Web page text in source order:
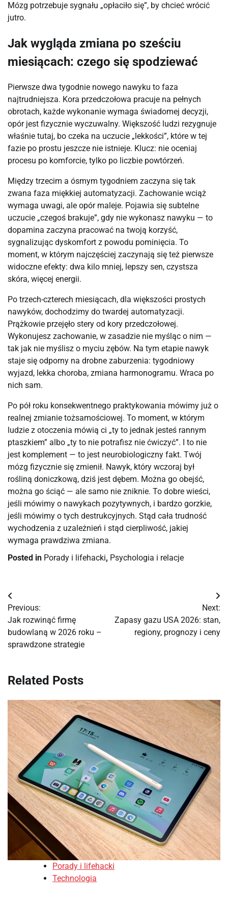
Mózg potrzebuje sygnału „opłaciło się”, by chcieć wrócić
jutro.
Jak wygląda zmiana po sześciu
miesiącach: czego się spodziewać
Pierwsze dwa tygodnie nowego nawyku to faza
najtrudniejsza. Kora przedczołowa pracuje na pełnych
obrotach, każde wykonanie wymaga świadomej decyzji,
opór jest fizycznie wyczuwalny. Większość ludzi rezygnuje
właśnie tutaj, bo czeka na uczucie „lekkości”, które w tej
fazie po prostu jeszcze nie istnieje. Klucz: nie oceniaj
procesu po komforcie, tylko po liczbie powtórzeń.
Między trzecim a ósmym tygodniem zaczyna się tak
zwana faza miękkiej automatyzacji. Zachowanie wciąż
wymaga uwagi, ale opór maleje. Pojawia się subtelne
uczucie „czegoś brakuje”, gdy nie wykonasz nawyku — to
dopamina zaczyna pracować na twoją korzyść,
sygnalizując dyskomfort z powodu pominięcia. To
moment, w którym najczęściej zaczynają się też pierwsze
widoczne efekty: dwa kilo mniej, lepszy sen, czystsza
skóra, więcej energii.
Po trzech-czterech miesiącach, dla większości prostych
nawyków, dochodzimy do twardej automatyzacji.
Prążkowie przejęło stery od kory przedczołowej.
Wykonujesz zachowanie, w zasadzie nie myśląc o nim —
tak jak nie myślisz o myciu zębów. Na tym etapie nawyk
staje się odporny na drobne zaburzenia: tygodniowy
wyjazd, lekka choroba, zmiana harmonogramu. Wraca po
nich sam.
Po pół roku konsekwentnego praktykowania mówimy już o
realnej zmianie tożsamościowej. To moment, w którym
ludzie z otoczenia mówią ci „ty to jednak jesteś rannym
ptaszkiem” albo „ty to nie potrafisz nie ćwiczyć”. I to nie
jest komplement — to jest neurobiologiczny fakt. Twój
mózg fizycznie się zmienił. Nawyk, który wczoraj był
rośliną doniczkową, dziś jest dębem. Można go obejść,
można go ściąć — ale samo nie zniknie. To dobre wieści,
jeśli mówimy o nawykach pozytywnych, i bardzo gorzkie,
jeśli mówimy o tych destrukcyjnych. Stąd cała trudność
wychodzenia z uzależnień i stąd cierpliwość, jakiej
wymaga prawdziwa zmiana.
Posted in Porady i lifehacki, Psychologia i relacje
Nawigacja
wpisu
Previous:
Jak rozwinąć firmę
budowlaną w 2026 roku –
sprawdzone strategie
Next:
Zapasy gazu USA 2026: stan,
regiony, prognozy i ceny
Related Posts
Porady i lifehacki
Technologia